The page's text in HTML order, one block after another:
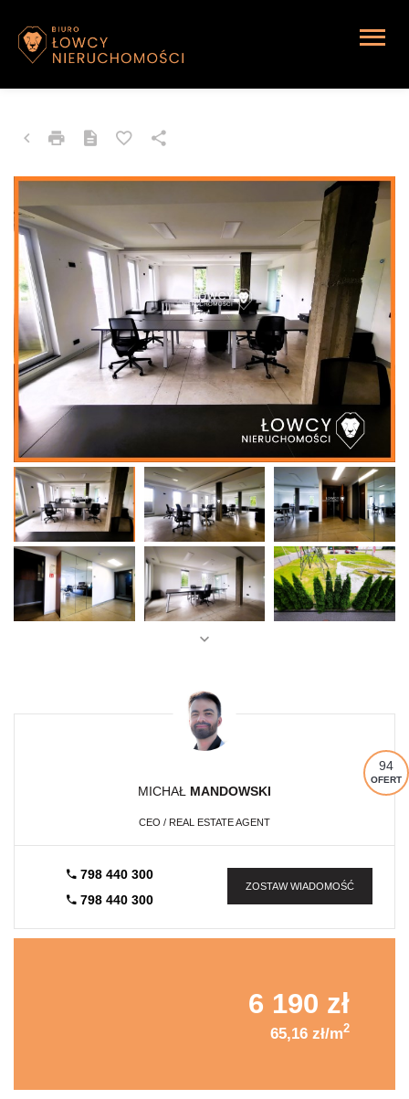
Katowice, Brynów
94
OFERT
MICHAŁ MANDOWSKI
CEO / REAL ESTATE AGENT
798 440 300
798 440 300
ZOSTAW WIADOMOŚĆ
6 190 zł
65,16 zł/m2